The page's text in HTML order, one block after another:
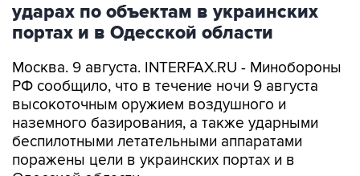
ударах по объектам в украинских
портах и в Одесской области
Москва. 9 августа. INTERFAX.RU - Минобороны
РФ сообщило, что в течение ночи 9 августа
высокоточным оружием воздушного и
наземного базирования, а также ударными
беспилотными летательными аппаратами
поражены цели в украинских портах и в